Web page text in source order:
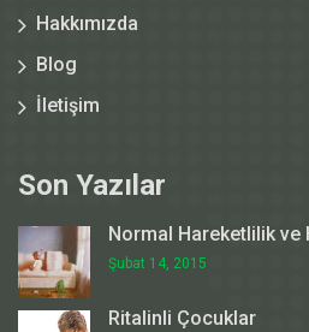
Hakkımızda
Blog
İletişim
Son Yazılar
Normal Hareketlilik ve
Şubat 14, 2015
Ritalinli Çocuklar